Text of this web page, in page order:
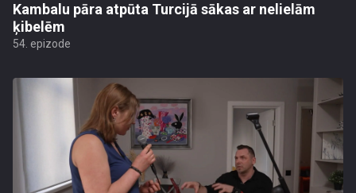
Kambalu pāra atpūta Turcijā sākas ar nelielām
ķibelēm
54. epizode